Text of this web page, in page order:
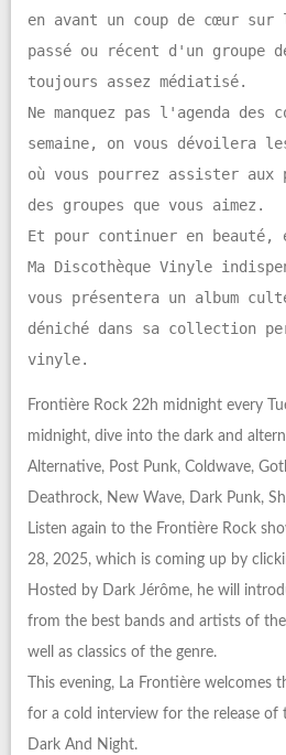
en avant un coup de cœur
passé ou récent d'un groupe
toujours assez médiatisé.
Ne manquez pas l'agenda des
semaine, on vous dévoilera
où vous pourrez assister aux
des groupes que vous aimez.
Et pour continuer en beauté,
Ma Discothèque Vinyle
vous présentera un album
déniché dans sa collection
vinyle.
Frontière Rock 22h midnight every
midnight, dive into the dark and
Alternative, Post Punk, Coldwave,
Deathrock, New Wave, Dark Punk,
Listen again to the Frontière Rock
28, 2025, which is coming up by
Hosted by Dark Jérôme, he will
from the best bands and artists of
well as classics of the genre.
This evening, La Frontière welcomes
for a cold interview for the release of
Dark And Night.